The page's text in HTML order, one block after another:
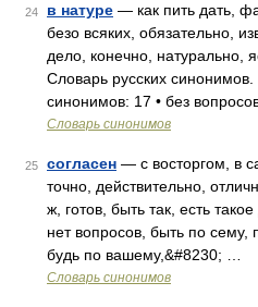
24 в натуре — как пить дать,
безо всяких, обязательно,
дело, конечно, натурально,
Словарь русских
синонимов: 17 • без
Словарь синонимов
25 согласен — с восторгом, в
точно, действительно,
ж, готов, быть так, есть
нет вопросов, быть по сему,
будь по вашему,&#8230; …
Словарь синонимов